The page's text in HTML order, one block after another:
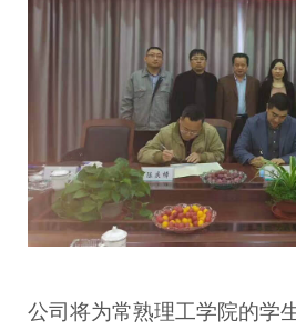
公司将为常熟理工学院的学